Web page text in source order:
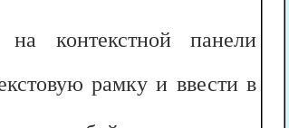
на контекстной панели
рамку и ввести в